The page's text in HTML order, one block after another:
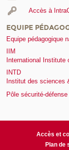
Accès à
EQUIPE
Equipe pédagogique
IIM
International Institute
INTD
Institut des sciences
Pôle sécurité-défense
Accès et
Plan de